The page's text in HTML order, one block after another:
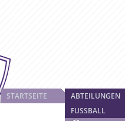
STARTSEITE
ABTEILUNGEN
FUSSBALL